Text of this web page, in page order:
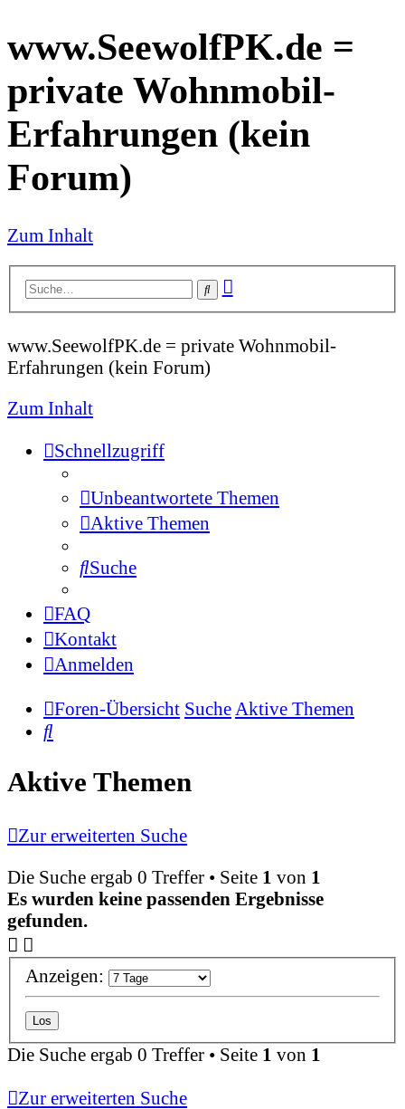
www.SeewolfPK.de =
private Wohnmobil-
Erfahrungen (kein
Forum)
Zum Inhalt
SucheErweiterte
www.SeewolfPK.de = private Wohnmobil-
Erfahrungen (kein Forum)
Zum Inhalt
Schnellzugriff
Unbeantwortete Themen
Aktive Themen
Suche
FAQ
Kontakt
Anmelden
Foren-Übersicht Suche Aktive Themen
Aktive Themen
Zur erweiterten Suche
Die Suche ergab 0 Treffer • Seite 1 von 1
Es wurden keine passenden Ergebnisse
gefunden.
Anzeigen:
Die Suche ergab 0 Treffer • Seite 1 von 1
Zur erweiterten Suche